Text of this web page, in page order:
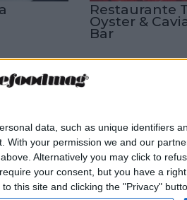
data, such as unique identifiers
With your permission we and our
Alternatively you may click to
your consent, but you have a
this site and clicking the "Privacy"
Restaurante
Oyster &
Bar
email